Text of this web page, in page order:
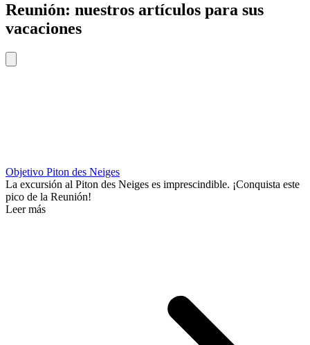
Reunión: nuestros artículos para sus
vacaciones
Objetivo Piton des Neiges
La excursión al Piton des Neiges es imprescindible. ¡Conquista este
pico de la Reunión!
Leer más